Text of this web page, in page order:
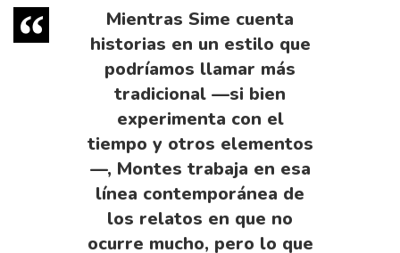
Mientras Sime cuenta
historias en un estilo que
podríamos llamar más
tradicional —si bien
experimenta con el
tiempo y otros elementos
—, Montes trabaja en esa
línea contemporánea de
los relatos en que no
ocurre mucho, pero lo que